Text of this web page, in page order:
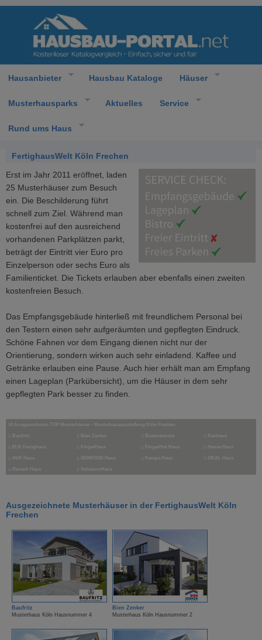
Hausanbieter Hausbau Kataloge Häuser
Musterhausparks Aktuelles Service
Rund ums Haus
FertighausWelt Köln Frechen
Erst im Jahr 2011 eröffnet, laden
25 Musterhäuser zum Besuch
ein. Die Beschilderung führt
schnell zum Ziel. Während man
kostenfrei auf den ausreichend
vorhandenen Parkplätzen parkt,
beträgt der Eintritt vier Euro pro
Einzelperson oder sechs Euro als
Familienticket. Die Tickets erlauben aber ebenfalls einen zweiten
kostenfreien Besuch.
Das Empfangsgebäude hinterließ mit freundlichem Personal bei
den Testern einen sehr aufgeräumten und gepflegten Eindruck.
Schöne Fahnen vor dem Eingang dienen nicht nur der
Orientierung, sondern wirken auch sehr einladend. Kaffee und
Getränke erlauben eine Pause. Auch hier erhält man am Empfang
einen Lageplan (Parkübersicht), um die Häuser in dem sehr
gepflegten Park besser zu finden.
14 Ausgezeichnete TOP Musterhäuser - Musterhausausstellung Köln Frechen
⌂ Baufritz ⌂ Bien Zenker ⌂ Büdenbender ⌂ Danhaus
⌂ ELK Fertighaus ⌂ FingerHaus ⌂ FingerHut Haus ⌂ Hanse Haus
⌂ HUF Haus ⌂ ISOWOOD Haus ⌂ Kampa Haus ⌂ OKAL Haus
⌂ Rensch Haus ⌂ SchwörerHaus
Ausgezeichnete Musterhäuser in der FertighausWelt Köln
Frechen
Baufritz
Musterhaus Köln Hausnummer 4
Bien Zenker
Musterhaus Köln Hausnummer 2